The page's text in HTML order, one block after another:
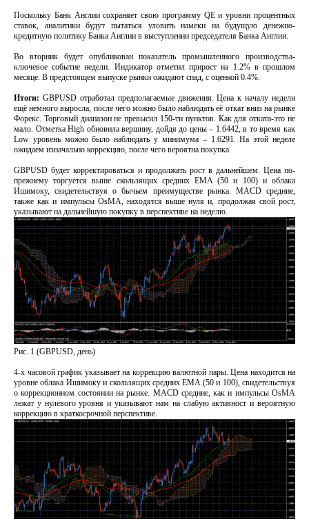
Поскольку Банк Англии сохраняет свою программу QE и уровни процентных
ставок, аналитики будут пытаться уловить намеки на будущую денежно-
кредитную политику Банка Англии в выступлении председателя Банка Англии.
Во вторник будет опубликован показатель промышленного производства-
ключевое событие недели. Индикатор отметил прирост на 1.2% в прошлом
месяце. В предстоящем выпуске рынки ожидают спад, с оценкой 0.4%.
Итоги: GBPUSD отработал предполагаемые движения. Цена к началу недели
ещё немного выросла, после чего можно было наблюдать её откат вниз на рынке
Форекс. Торговый диапазон не превысил 150-ти пунктов. Как для отката-это не
мало. Отметка High обновила вершину, дойдя до цены – 1.6442, в то время как
Low уровень можно было наблюдать у минимума – 1.6291. На этой неделе
ожидаем изначально коррекцию, после чего вероятна покупка.
GBPUSD будет корректироваться и продолжать рост в дальнейшем. Цена по-
прежнему торгуется выше скользящих средних EMA (50 и 100) и облака
Ишимоку, свидетельствуя о бычьем преимуществе рынка. MACD средние,
также как и импульсы OsMA, находятся выше нуля и, продолжая свой рост,
указывают на дальнейшую покупку в перспективе на неделю.
Рис. 1 (GBPUSD, день)
4-х часовой график указывает на коррекцию валютной пары. Цена находится на
уровне облака Ишимоку и скользящих средних EMA (50 и 100), свидетельствуя
о коррекционном состоянии на рынке. MACD средние, как и импульсы OsMA
лежат у нулевого уровня и указывают нам на слабую активност и вероятную
коррекцию в краткосрочной перспективе.